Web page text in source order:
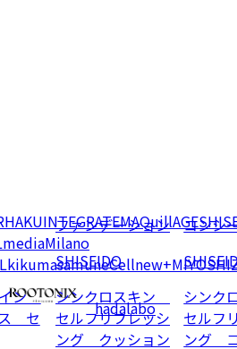
イン
ス セ
ファンデーション
SHISEIDO
シンクロスキン
セルフリフレッシ
ング クッション
コンシ
シンク
セルフ
ング
HAKUINTEGRATEMAQuillAGE
mediaMilano
kikumasamuneCellnew+MIYOSHI
hadalabo